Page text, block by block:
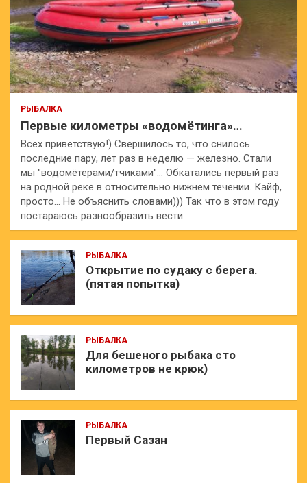
РЫБАЛКА
Первые километры «водомётинга»…
Всех приветствую!) Свершилось то, что снилось
последние пару, лет раз в неделю — железно. Стали
мы "водомётерами/тчиками"… Обкатались первый раз
на родной реке в относительно нижнем течении. Кайф,
просто… Не объяснить словами))) Так что в этом году
постараюсь разнообразить вести…
РЫБАЛКА
Открытие по судаку с берега.
(пятая попытка)
РЫБАЛКА
Для бешеного рыбака сто
километров не крюк)
РЫБАЛКА
Первый Сазан